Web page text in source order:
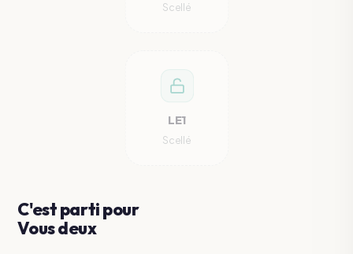
Scellé
LE1
Scellé
C'est parti pour
Vous deux